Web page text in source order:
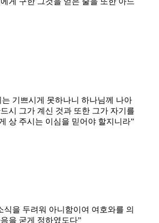
는 기쁘시게 못하나니 하나님께 나아
시 그가 계신 것과 또한 그가 자기를
상 주시는 이심을 믿어야 할지니라”
식을 두려워 아니함이여 여호와를 의
을 굳게 정하였도다”